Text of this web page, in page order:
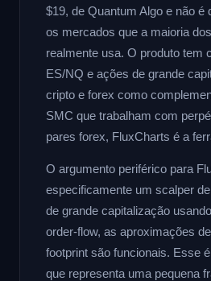
$19, de Quantum Algo e não é
os mercados que a maioria
realmente usa. O produto tem
ES/NQ e ações de grande
cripto e forex como
SMC que trabalham com
pares forex, FluxCharts é a
O argumento periférico para
especificamente um scalper
de grande capitalização
order-flow, as aproximações
footprint são funcionais. Esse
que representa uma pequena